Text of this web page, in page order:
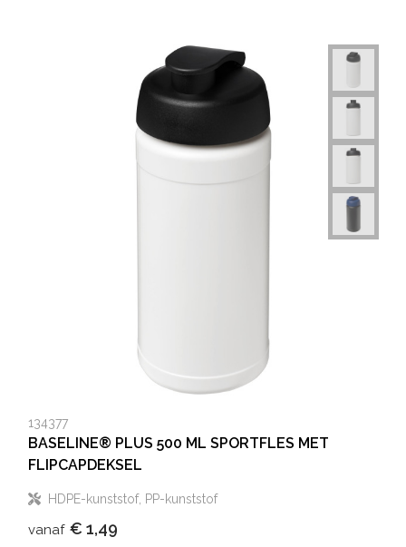
134377
BASELINE® PLUS 500 ML SPORTFLES MET
FLIPCAPDEKSEL
HDPE-kunststof, PP-kunststof
vanaf € 1,49